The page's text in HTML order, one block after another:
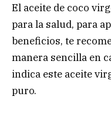
El aceite de coco
para la salud, para
beneficios, te
manera sencilla en
indica este aceite
puro.